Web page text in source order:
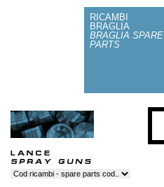
RICAMBI
BRAGLIA
BRAGLIA SPARE
PARTS